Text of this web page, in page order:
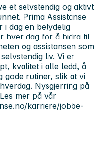
et selvstendig og aktivt
Prima Assistanse
i dag en betydelig
hver dag for å bidra til
og assistansen som
liv. Vi er
kvalitet i alle ledd, å
gode rutiner, slik at vi
Nysgjerring på
mer på vår
karriere/jobbe-